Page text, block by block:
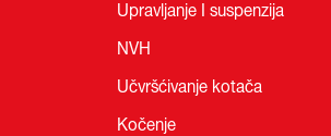
Upravljanje I suspenzija
NVH
Učvršćivanje kotača
Kočenje